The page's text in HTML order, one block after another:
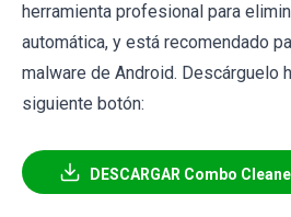
herramienta profesional para
automática, y está recomendado
malware de Android. Descárguelo
siguiente botón:
DESCARGAR Combo